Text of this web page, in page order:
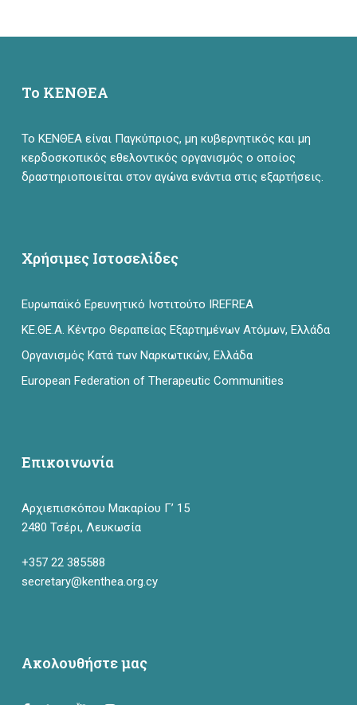
Το ΚΕΝΘΕΑ
Το ΚΕΝΘΕΑ είναι Παγκύπριος, μη κυβερνητικός και μη
κερδοσκοπικός εθελοντικός οργανισμός ο οποίος
δραστηριοποιείται στον αγώνα ενάντια στις εξαρτήσεις.
Χρήσιμες Ιστοσελίδες
Ευρωπαϊκό Ερευνητικό Ινστιτούτο IREFREA
ΚΕ.ΘΕ.Α. Κέντρο Θεραπείας Εξαρτημένων Ατόμων, Ελλάδα
Οργανισμός Κατά των Ναρκωτικών, Ελλάδα
European Federation of Therapeutic Communities
Επικοινωνία
Αρχιεπισκόπου Μακαρίου Γ’ 15
2480 Τσέρι, Λευκωσία
+357 22 385588
secretary@kenthea.org.cy
Ακολουθήστε μας